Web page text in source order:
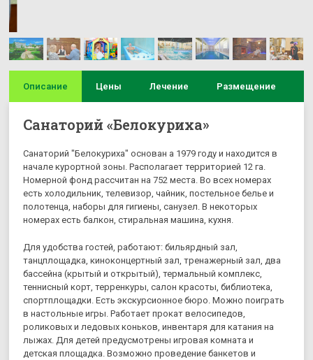
Описание Цены Лечение Размещение
Санаторий «Белокуриха»
Санаторий "Белокуриха" основан а 1979 году и находится в
начале курортной зоны. Располагает территорией 12 га.
Номерной фонд рассчитан на 752 места. Во всех номерах
есть холодильник, телевизор, чайник, постельное белье и
полотенца, наборы для гигиены, санузел. В некоторых
номерах есть балкон, стиральная машина, кухня.
Для удобства гостей, работают: бильярдный зал,
танцплощадка, киноконцертный зал, тренажерный зал, два
бассейна (крытый и открытый), термальный комплекс,
теннисный корт, терренкуры, салон красоты, библиотека,
спортплощадки. Есть экскурсионное бюро. Можно поиграть
в настольные игры. Работает прокат велосипедов,
роликовых и ледовых коньков, инвентаря для катания на
лыжах. Для детей предусмотрены игровая комната и
детская площадка. Возможно проведение банкетов и